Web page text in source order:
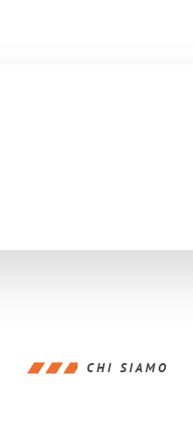
CHI SIAMO